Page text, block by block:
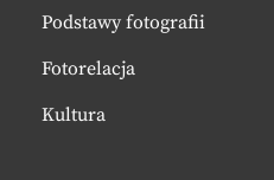
Podstawy fotografii
Fotorelacja
Kultura